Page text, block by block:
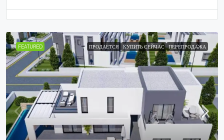
FEATURED ПРОДАЕТСЯ КУПИТЬ СЕЙЧАС ПЕРЕПРОДАЖА